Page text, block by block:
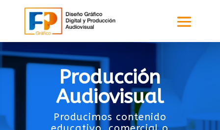
Producción
Audiovisual
Producimos contenido